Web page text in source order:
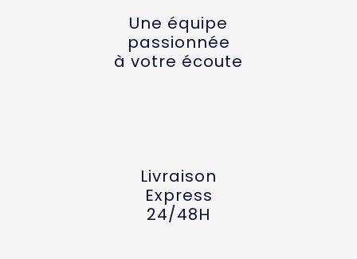
Une équipe
passionnée
à votre écoute
Livraison
Express
24/48H